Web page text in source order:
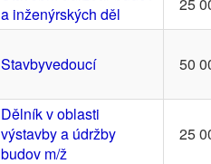
a inženýrských děl
Stavbyvedoucí 50
Dělník v oblasti
výstavby a údržby
budov m/ž
25